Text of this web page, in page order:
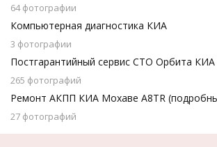
64 фотографии
Компьютерная диагностика КИА
3 фотографии
Постгарантийный сервис СТО Орбита КИА
265 фотографий
Ремонт АКПП КИА Мохаве A8TR
27 фотографий